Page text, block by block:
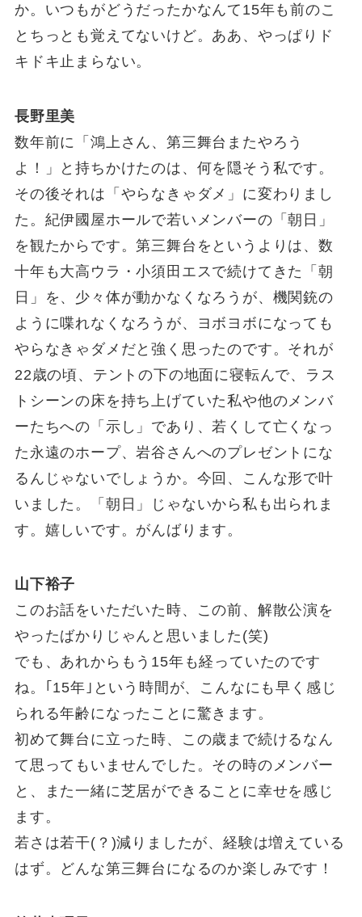
か。いつもがどうだったかなんて15年も前のこ
とちっとも覚えてないけど。ああ、やっぱりド
キドキ止まらない。
長野里美
数年前に「鴻上さん、第三舞台またやろう
よ！」と持ちかけたのは、何を隠そう私です。
その後それは「やらなきゃダメ」に変わりまし
た。紀伊國屋ホールで若いメンバーの「朝日」
を観たからです。第三舞台をというよりは、数
十年も大高ウラ・小須田エスで続けてきた「朝
日」を、少々体が動かなくなろうが、機関銃の
ように喋れなくなろうが、ヨボヨボになっても
やらなきゃダメだと強く思ったのです。それが
22歳の頃、テントの下の地面に寝転んで、ラス
トシーンの床を持ち上げていた私や他のメンバ
ーたちへの「示し」であり、若くして亡くなっ
た永遠のホープ、岩谷さんへのプレゼントにな
るんじゃないでしょうか。今回、こんな形で叶
いました。「朝日」じゃないから私も出られま
す。嬉しいです。がんばります。
山下裕子
このお話をいただいた時、この前、解散公演を
やったばかりじゃんと思いました(笑)
でも、あれからもう15年も経っていたのです
ね。｢15年｣という時間が、こんなにも早く感じ
られる年齢になったことに驚きます。
初めて舞台に立った時、この歳まで続けるなん
て思ってもいませんでした。その時のメンバー
と、また一緒に芝居ができることに幸せを感じ
ます。
若さは若干(？)減りましたが、経験は増えている
はず。どんな第三舞台になるのか楽しみです！